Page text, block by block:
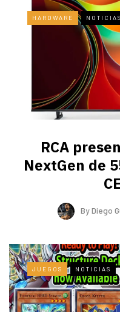
HARDWARE NOTICIAS
RCA
NextGen de
ByDiego
JUEGOS NOTICIAS